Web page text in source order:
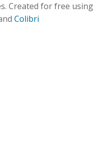
Created for free using
Colibri